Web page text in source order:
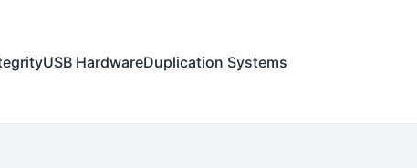
USB HardwareDuplication Systems